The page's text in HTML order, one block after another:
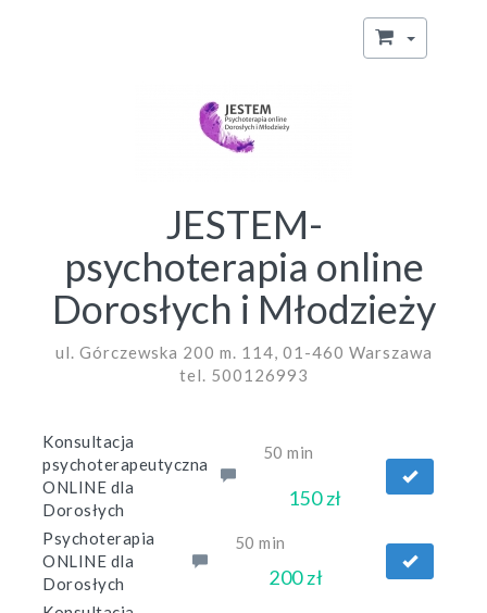
JESTEM-
psychoterapia online
Dorosłych i Młodzieży
ul. Górczewska 200 m. 114, 01-460 Warszawa
tel. 500126993
Konsultacja
psychoterapeutyczna
ONLINE dla
Dorosłych
50 min
150 zł
Psychoterapia
ONLINE dla
Dorosłych
50 min
200 zł